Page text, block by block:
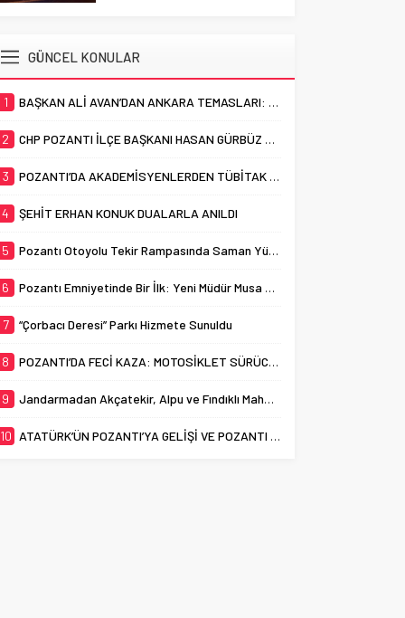
yıllardır “Çorbacı Deresi” adıyla
bilinen...
otomobil ile motosikletin
yaşamını yitirdi. Pozantı’da
gelen trafik kazasında,
Feci kazada motosiklet...
GÜNCEL KONULAR
1 BAŞKAN ALİ AVAN’DAN ANKARA TEMASLARI: “POZANTI İÇİN GÜÇLÜ DESTEK, KESİNTİSİZ HİZMET”
2 CHP POZANTI İLÇE BAŞKANI HASAN GÜRBÜZ OLDU
3 POZANTI’DA AKADEMİSYENLERDEN TÜBİTAK BAŞARISI
4 ŞEHİT ERHAN KONUK DUALARLA ANILDI
5 Pozantı Otoyolu Tekir Rampasında Saman Yüklü Tır Alevlere Teslim Oldu
6 Pozantı Emniyetinde Bir İlk: Yeni Müdür Musa Yabacı Basınla Buluştu
7 “Çorbacı Deresi” Parkı Hizmete Sunuldu
8 POZANTI’DA FECİ KAZA: MOTOSİKLET SÜRÜCÜSÜ HAYATINI KAYBETTİ
9 Jandarmadan Akçatekir, Alpu ve Fındıklı Mahallelerinde Dolandırıcılık Uyarısı
10 ATATÜRK’ÜN POZANTI’YA GELİŞİ VE POZANTI KONGRESİ’NİN 106. YILI KUTLANDI